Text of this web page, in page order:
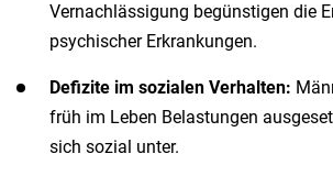
Vernachlässigung begünstigen die
psychischer Erkrankungen.
Defizite im sozialen Verhalten:
früh im Leben Belastungen
sich sozial unter.